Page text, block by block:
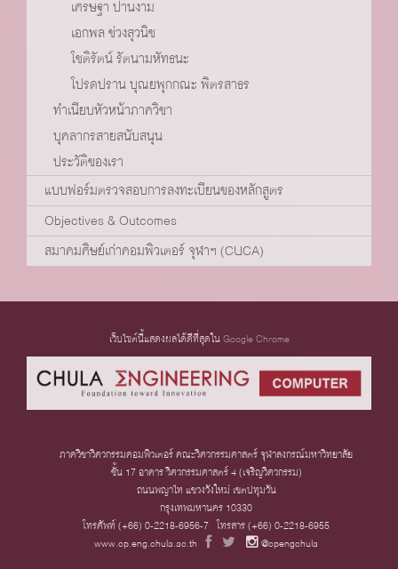
เศรษฐา ปานงาม
เอกพล ช่วงสุวนิช
โชติรัตน์ รัตนามหัทธนะ
โปรดปราน บุณยพุกกณะ พิตรสาธร
ทำเนียบหัวหน้าภาควิชา
บุคลากรสายสนับสนุน
ประวัติของเรา
แบบฟอร์มตรวจสอบการลงทะเบียนของหลักสูตร
Objectives & Outcomes
สมาคมศิษย์เก่าคอมพิวเตอร์ จุฬาฯ (CUCA)
เว็บไซต์นี้แสดงผลได้ดีที่สุดในGoogle Chrome
ภาควิชาวิศวกรรมคอมพิวเตอร์ คณะวิศวกรรมศาสตร์ จุฬาลงกรณ์มหาวิทยาลัย
ชั้น 17 อาคาร วิศวกรรมศาสตร์ 4 (เจริญวิศวกรรม)
ถนนพญาไท แขวงวังใหม่ เขตปทุมวัน
กรุงเทพมหานคร 10330
โทรศัพท์ (+66) 0-2218-6956-7 โทรสาร (+66) 0-2218-6955
www.cp.eng.chula.ac.th
@cpengchula